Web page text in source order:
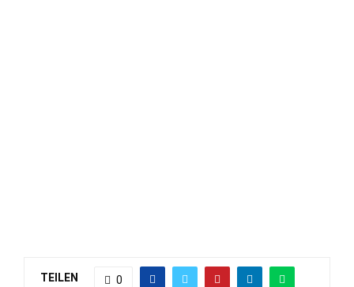
TEILEN 0